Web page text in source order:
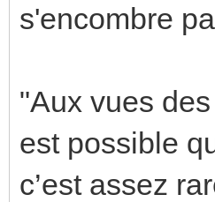
s'encombre
"Aux vues
est possible
c’est assez